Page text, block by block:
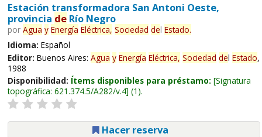
Estación transformadora San Antoni Oeste,
provincia deRío Negro
por Agua y Energía Eléctrica, Sociedad del Estado.
Idioma: Español
Editor: Buenos Aires: Agua y Energía Eléctrica, Sociedad del Estado,
1988
Disponibilidad: Ítems disponibles para préstamo: Signatura
topográfica: 621.374.5/A282/v.4 (1).
Hacer reserva